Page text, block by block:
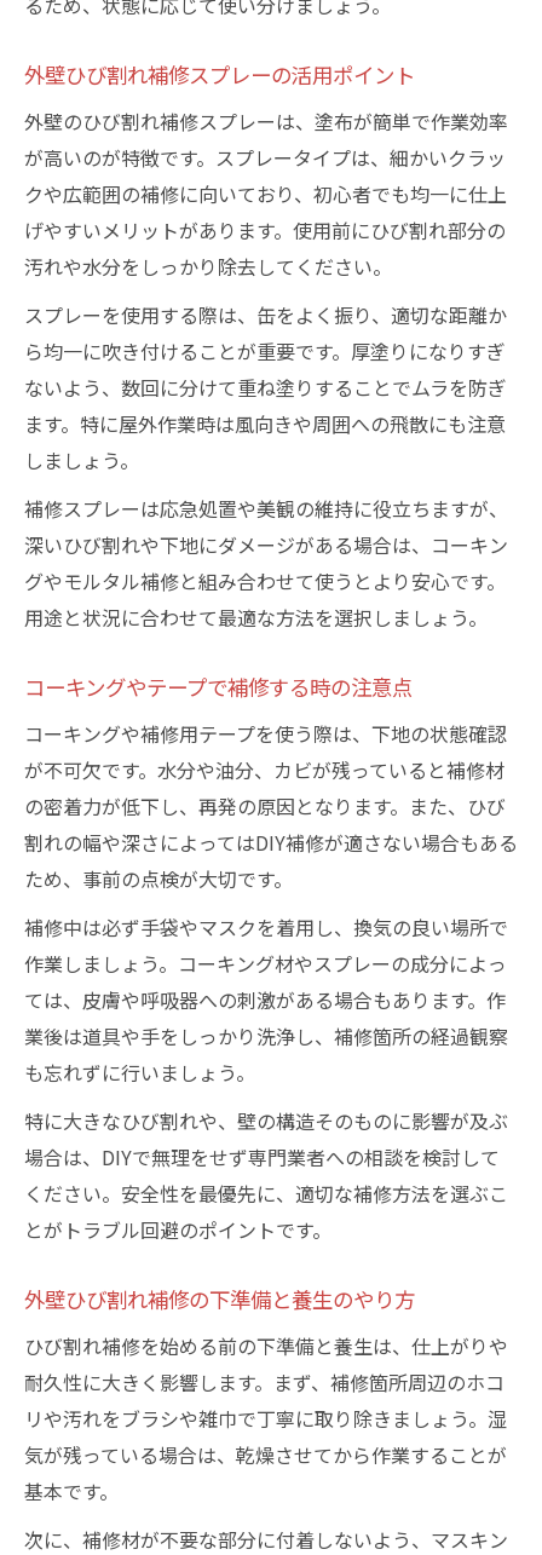
外壁ひび割れ補修スプレーの活用ポイント
外壁のひび割れ補修スプレーは、塗布が簡単で作業効率
が高いのが特徴です。スプレータイプは、細かいクラッ
クや広範囲の補修に向いており、初心者でも均一に仕上
げやすいメリットがあります。使用前にひび割れ部分の
汚れや水分をしっかり除去してください。
スプレーを使用する際は、缶をよく振り、適切な距離か
ら均一に吹き付けることが重要です。厚塗りになりすぎ
ないよう、数回に分けて重ね塗りすることでムラを防ぎ
ます。特に屋外作業時は風向きや周囲への飛散にも注意
しましょう。
補修スプレーは応急処置や美観の維持に役立ちますが、
深いひび割れや下地にダメージがある場合は、コーキン
グやモルタル補修と組み合わせて使うとより安心です。
用途と状況に合わせて最適な方法を選択しましょう。
コーキングやテープで補修する時の注意点
コーキングや補修用テープを使う際は、下地の状態確認
が不可欠です。水分や油分、カビが残っていると補修材
の密着力が低下し、再発の原因となります。また、ひび
割れの幅や深さによってはDIY補修が適さない場合もある
ため、事前の点検が大切です。
補修中は必ず手袋やマスクを着用し、換気の良い場所で
作業しましょう。コーキング材やスプレーの成分によっ
ては、皮膚や呼吸器への刺激がある場合もあります。作
業後は道具や手をしっかり洗浄し、補修箇所の経過観察
も忘れずに行いましょう。
特に大きなひび割れや、壁の構造そのものに影響が及ぶ
場合は、DIYで無理をせず専門業者への相談を検討して
ください。安全性を最優先に、適切な補修方法を選ぶこ
とがトラブル回避のポイントです。
外壁ひび割れ補修の下準備と養生のやり方
ひび割れ補修を始める前の下準備と養生は、仕上がりや
耐久性に大きく影響します。まず、補修箇所周辺のホコ
リや汚れをブラシや雑巾で丁寧に取り除きましょう。湿
気が残っている場合は、乾燥させてから作業することが
基本です。
次に、補修材が不要な部分に付着しないよう、マスキン